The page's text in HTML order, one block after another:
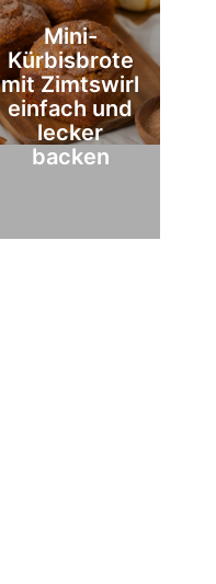
Mini-
Kürbisbrote
mit Zimtswirl
einfach und
lecker
backen